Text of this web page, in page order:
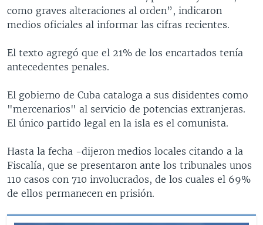
como graves alteraciones al orden”, indicaron
medios oficiales al informar las cifras recientes.
El texto agregó que el 21% de los encartados tenía
antecedentes penales.
El gobierno de Cuba cataloga a sus disidentes como
"mercenarios" al servicio de potencias extranjeras.
El único partido legal en la isla es el comunista.
Hasta la fecha -dijeron medios locales citando a la
Fiscalía, que se presentaron ante los tribunales unos
110 casos con 710 involucrados, de los cuales el 69%
de ellos permanecen en prisión.